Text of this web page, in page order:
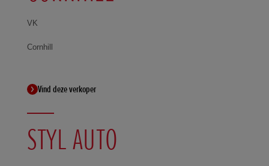
VK
Cornhill
Vind deze verkoper
STYL AUTO